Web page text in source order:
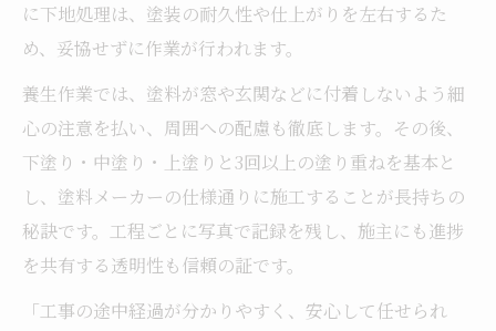
に下地処理は、塗装の耐久性や仕上がりを左右するた
め、妥協せずに作業が行われます。
養生作業では、塗料が窓や玄関などに付着しないよう細
心の注意を払い、周囲への配慮も徹底します。その後、
下塗り・中塗り・上塗りと3回以上の塗り重ねを基本と
し、塗料メーカーの仕様通りに施工することが長持ちの
秘訣です。工程ごとに写真で記録を残し、施主にも進捗
を共有する透明性も信頼の証です。
「工事の途中経過が分かりやすく、安心して任せられ